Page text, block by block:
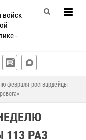
войск
-
февраля росгвардейцы
РАЗ